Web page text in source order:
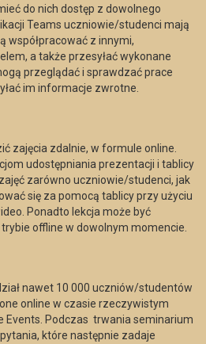
do nich dostęp z dowolnego
Teams uczniowie/studenci mają
współpracować z innymi,
a także przesyłać wykonane
przeglądać i sprawdzać prace
im informacje zwrotne.
zajęcia zdalnie, w formule online.
udostępniania prezentacji i tablicy
zarówno uczniowie/studenci, jak
się za pomocą tablicy przy użyciu
Ponadto lekcja może być
offline w dowolnym momencie.
nawet 10 000 uczniów/studentów
online w czasie rzeczywistym
Events. Podczas trwania seminarium
które następnie zadaje